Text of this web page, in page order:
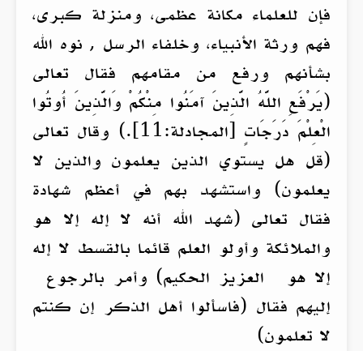
فإن للعلماء مكانة عظمى، ومنزلة كبرى،
فهم ورثة الأنبياء، وخلفاء الرسل , نوه الله
بشأنهم ورفع من مقامهم فقال تعالى
(يَرْفَعِ اللَّهُ الَّذِينَ آمَنُوا مِنْكُمْ وَالَّذِينَ أُوتُوا
الْعِلْمَ دَرَجَاتٍ [المجادلة:11].) وقال تعالى
(قل هل يستوي الذين يعلمون والذين لا
يعلمون) واستشهد بهم في أعظم شهادة
فقال تعالى (شهد الله أنه لا إله إلا هو
والملائكة وأولو العلم قائما بالقسط لا إله
إلا هو العزيز الحكيم) وأمر بالرجوع
إليهم فقال (فاسألوا أهل الذكر إن كنتم
لا تعلمون)